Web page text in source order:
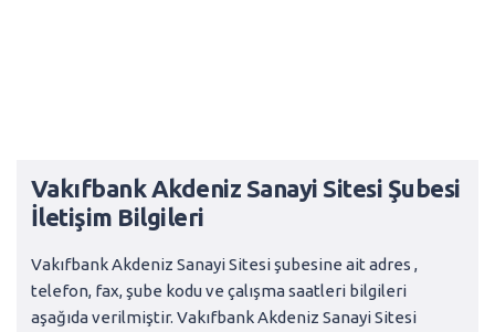
Vakıfbank Akdeniz Sanayi Sitesi Şubesi
İletişim Bilgileri
Vakıfbank Akdeniz Sanayi Sitesi şubesine ait adres ,
telefon, fax, şube kodu ve çalışma saatleri bilgileri
aşağıda verilmiştir. Vakıfbank Akdeniz Sanayi Sitesi